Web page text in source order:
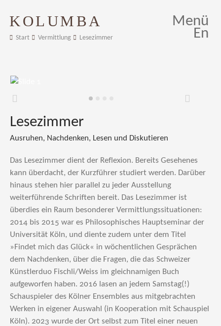
KOLUMBA
Start Vermittlung Lesezimmer
Menü
En
Zurück Weiter
Lesezimmer
Ausruhen, Nachdenken, Lesen und Diskutieren
Das Lesezimmer dient der Reflexion. Bereits Gesehenes
kann überdacht, der Kurzführer studiert werden. Darüber
hinaus stehen hier parallel zu jeder Ausstellung
weiterführende Schriften bereit. Das Lesezimmer ist
überdies ein Raum besonderer Vermittlungssituationen:
2014 bis 2015 war es Philosophisches Hauptseminar der
Universität Köln, und diente zudem unter dem Titel
»Findet mich das Glück« in wöchentlichen Gesprächen
dem Nachdenken, über die Fragen, die das Schweizer
Künstlerduo Fischli/Weiss im gleichnamigen Buch
aufgeworfen haben. 2016 lasen an jedem Samstag(!)
Schauspieler des Kölner Ensembles aus mitgebrachten
Werken in eigener Auswahl (in Kooperation mit Schauspiel
Köln). 2023 wurde der Ort selbst zum Titel einer neuen